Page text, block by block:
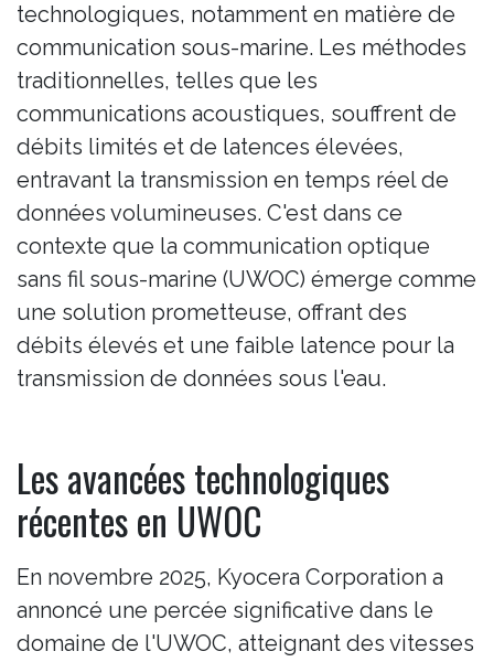
technologiques, notamment en matière de
communication sous-marine. Les méthodes
traditionnelles, telles que les
communications acoustiques, souffrent de
débits limités et de latences élevées,
entravant la transmission en temps réel de
données volumineuses. C'est dans ce
contexte que la communication optique
sans fil sous-marine (UWOC) émerge comme
une solution prometteuse, offrant des
débits élevés et une faible latence pour la
transmission de données sous l'eau.
Les avancées technologiques
récentes en UWOC
En novembre 2025, Kyocera Corporation a
annoncé une percée significative dans le
domaine de l'UWOC, atteignant des vitesses